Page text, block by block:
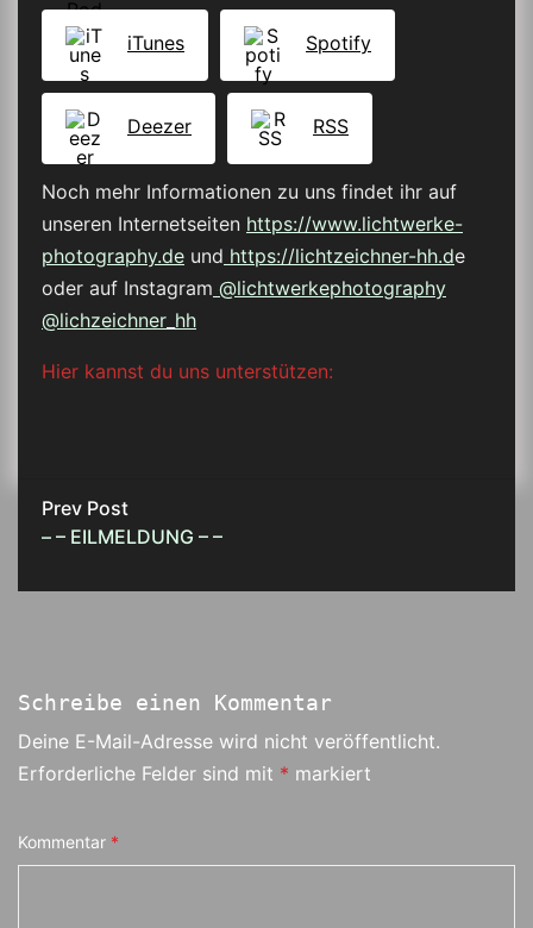
iTunes Spotify
Deezer RSS
Noch mehr Informationen zu uns findet ihr auf
unseren Internetseiten https://www.lichtwerke-
photography.de und https://lichtzeichner-hh.de
oder auf Instagram @lichtwerkephotography
@lichzeichner_hh
Hier kannst du uns unterstützen:
Prev Post
– – EILMELDUNG – –
Schreibe einen Kommentar
Deine E-Mail-Adresse wird nicht veröffentlicht.
Erforderliche Felder sind mit * markiert
Kommentar *